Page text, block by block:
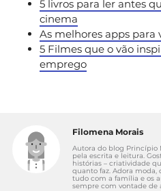
5 livros para ler antes
cinema
As melhores apps para
5 Filmes que o vão
emprego
Filomena Morais
Autora do blog Princípio
pela escrita e leitura.
histórias – criatividade
quanto faz. Adora moda,
tudo com a família e os
sempre com vontade de